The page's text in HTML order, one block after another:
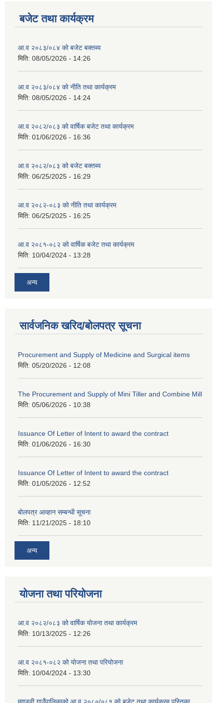
बजेट तथा कार्यक्रम
आ.व २०८३/०८४ को बजेट बक्तब्य
मिति: 08/05/2026 - 14:26
आ.व २०८३/०८४ को नीति तथा कार्यक्रम
मिति: 08/05/2026 - 14:24
आ.व २०८२/०८३ को वार्षिक बजेट तथा कार्यक्रम
मिति: 01/06/2026 - 16:36
आ.व २०८२/०८३ को बजेट बक्तब्य
मिति: 06/25/2025 - 16:29
आ.व २०८२-०८३ को नीति तथा कार्यक्रम
मिति: 06/25/2025 - 16:25
आ.व २०८१-०८२ को वार्षिक बजेट तथा कार्यक्रम
मिति: 10/04/2024 - 13:28
अन्य
सार्वजनिक खरिद/बोलपत्र सूचना
Procurement and Supply of Medicine and Surgical items
मिति: 05/20/2026 - 12:08
The Procurement and Supply of Mini Tiller and Combine Mill
मिति: 05/06/2026 - 10:38
Issuance Of Letter of Intent to award the contract
मिति: 01/06/2026 - 16:30
Issuance Of Letter of Intent to award the contract
मिति: 01/05/2026 - 12:52
बोलपत्र आव्हान सम्बन्धी सूचना
मिति: 11/21/2025 - 18:10
अन्य
योजना तथा परियोजना
आ.व २०८२/०८३ को वार्षिक योजना तथा कार्यक्रम
मिति: 10/13/2025 - 12:26
आ.व २०८१-०८२ को योजना तथा परियोजना
मिति: 10/04/2024 - 13:30